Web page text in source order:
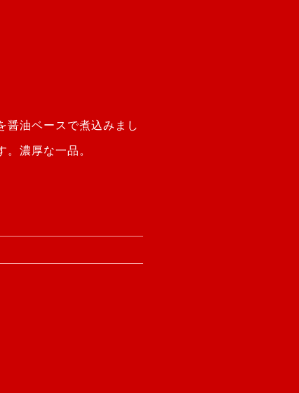
醤油ベースで煮込みまし
。濃厚な一品。